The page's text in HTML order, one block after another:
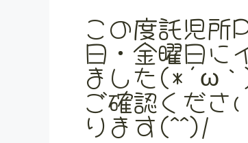
この度託児
日・金曜日に
ました(*´ω
ご確認くださ
ります(^^)/